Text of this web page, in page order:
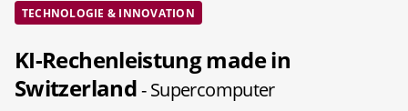
TECHNOLOGIE & INNOVATION
KI-Rechenleistung made in
Switzerland- Supercomputer